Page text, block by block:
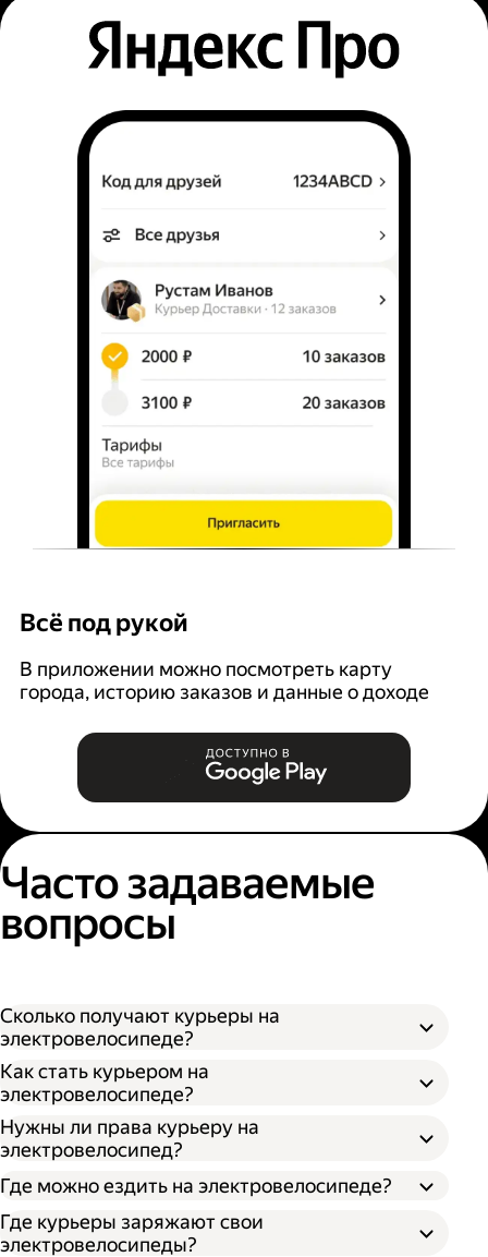
Всё под рукой
В приложении можно посмотреть карту
города, историю заказов и данные о доходе
Часто задаваемые
вопросы
Сколько получают курьеры на
электровелосипеде?
Как стать курьером на
электровелосипеде?
Нужны ли права курьеру на
электровелосипед?
Где можно ездить на электровелосипеде?
Где курьеры заряжают свои
электровелосипеды?